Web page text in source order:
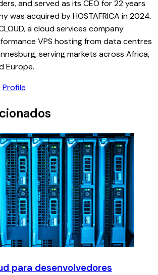
and served as its CEO for 22 years
was acquired by HOSTAFRICA in 2024.
a cloud services company
VPS hosting from data centres
serving markets across Africa,
Europe.
Profile
para desenvolvedores